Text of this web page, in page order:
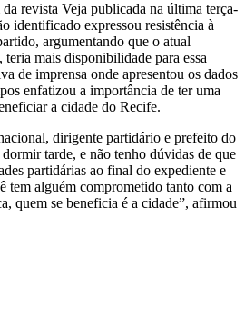
revista Veja publicada na última terça-
identificado expressou resistência à
argumentando que o atual
mais disponibilidade para essa
de imprensa onde apresentou os dados
enfatizou a importância de ter uma
a cidade do Recife.
dirigente partidário e prefeito do
tarde, e não tenho dúvidas de que
partidárias ao final do expediente e
tem alguém comprometido tanto com a
quem se beneficia é a cidade”, afirmou